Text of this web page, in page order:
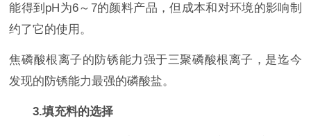
能得到pH为6～7的颜料产品，但成本和对环境的影响制
约了它的使用。
焦磷酸根离子的防锈能力强于三聚磷酸根离子，是迄今
发现的防锈能力最强的磷酸盐。
3.填充料的选择